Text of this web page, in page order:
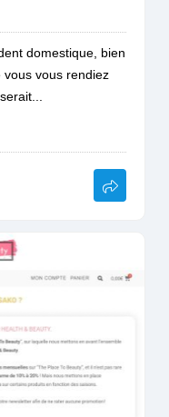
domestique, bien
vous rendiez